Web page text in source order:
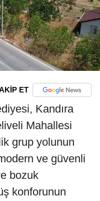
ET
Kandıra
Mahallesi
grup yolunun
ve güvenli
bozuk
konforunun